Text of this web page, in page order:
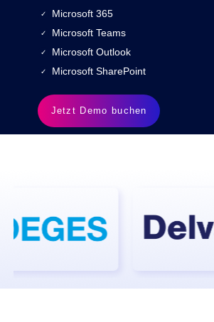
Microsoft 365
Microsoft Teams
Microsoft Outlook
Microsoft SharePoint
Jetzt Demo buchen